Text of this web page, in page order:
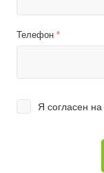
Телефон *
Я согласен на